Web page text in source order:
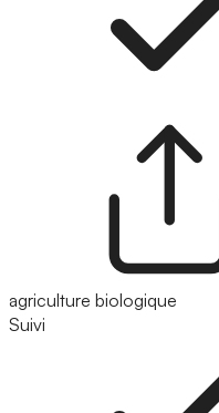
agriculture biologique
Suivi